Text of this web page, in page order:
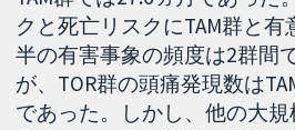
クと死亡リスクにTAM群と
半の有害事象の頻度は2群間
が、TOR群の頭痛発現数は
であった。しかし、他の大